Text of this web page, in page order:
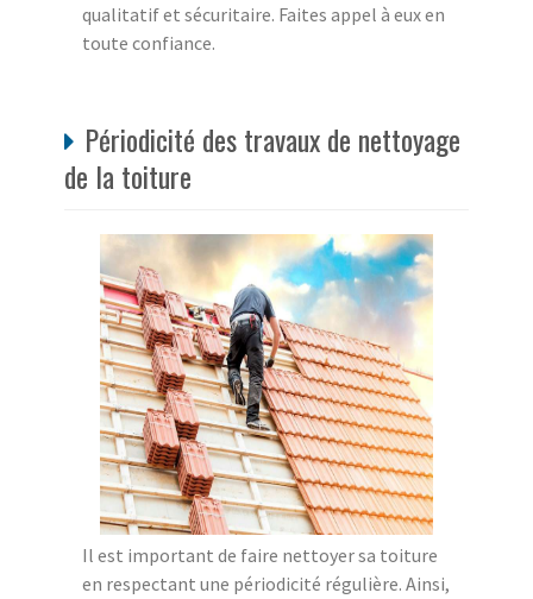
qualitatif et sécuritaire. Faites appel à eux en
toute confiance.
Périodicité des travaux de nettoyage
de la toiture
Il est important de faire nettoyer sa toiture
en respectant une périodicité régulière. Ainsi,